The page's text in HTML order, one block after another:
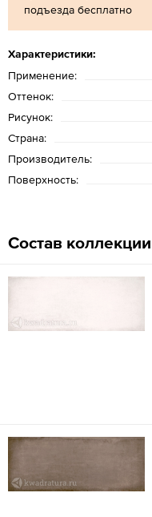
подъезда бесплатно
Характеристики:
Применение:
Оттенок:
Рисунок:
Страна:
Производитель:
Поверхность:
Состав коллекции